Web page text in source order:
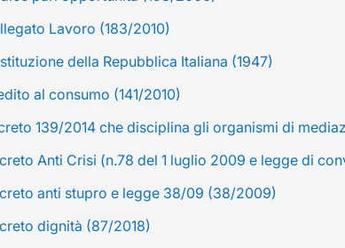
Lavoro (183/2010)
della Repubblica Italiana (1947)
al consumo (141/2010)
139/2014 che disciplina gli organismi di
Anti Crisi (n.78 del 1 luglio 2009 e legge di
anti stupro e legge 38/09 (38/2009)
dignità (87/2018)